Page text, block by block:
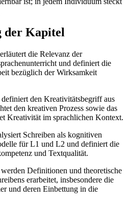
der Kapitel
die Relevanz der
und definiert die
bezüglich der Wirksamkeit
den Kreativitätsbegriff aus
den kreativen Prozess sowie das
Kreativität im sprachlichen Kontext.
Schreiben als kognitiven
für L1 und L2 und definiert die
und Textqualität.
Definitionen und theoretische
erarbeitet, insbesondere die
und deren Einbettung in die